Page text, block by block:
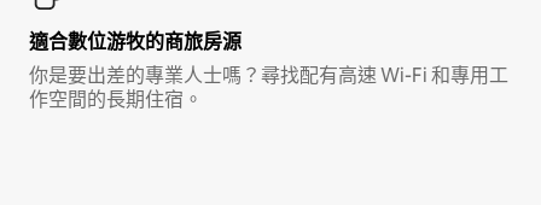
適合數位游牧的商旅房源
你是要出差的專業人士嗎？尋找配有高速 Wi-Fi 和專用工
作空間的長期住宿。